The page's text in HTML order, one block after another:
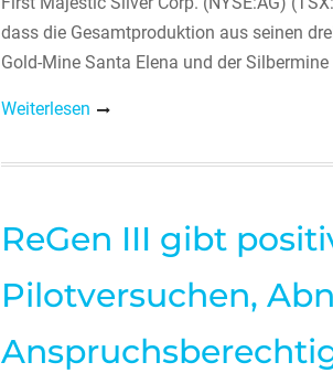
dass die Gesamtproduktion aus seinen
Gold-Mine Santa Elena und der
Weiterlesen
ReGen III gibt
Pilotversuchen,